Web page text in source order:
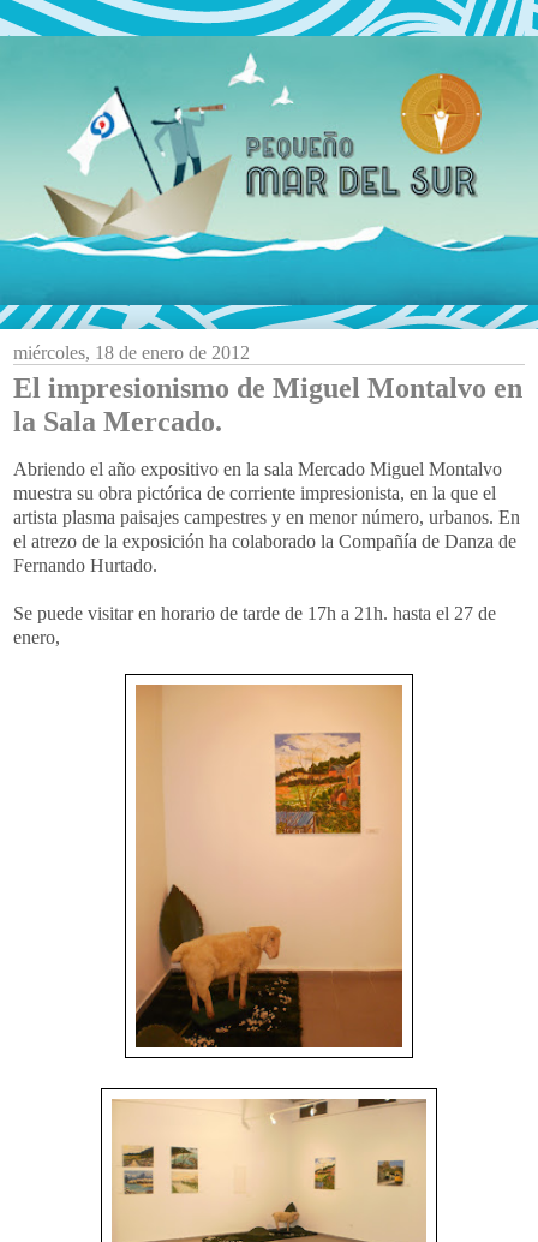
miércoles, 18 de enero de 2012
El impresionismo de Miguel Montalvo en
la Sala Mercado.
Abriendo el año expositivo en la sala Mercado Miguel Montalvo
muestra su obra pictórica de corriente impresionista, en la que el
artista plasma paisajes campestres y en menor número, urbanos. En
el atrezo de la exposición ha colaborado la Compañía de Danza de
Fernando Hurtado.
Se puede visitar en horario de tarde de 17h a 21h. hasta el 27 de
enero,